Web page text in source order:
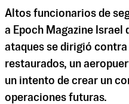
Altos funcionarios de
a Epoch Magazine Israel
ataques se dirigió
restaurados, un
un intento de crear un
operaciones futuras.